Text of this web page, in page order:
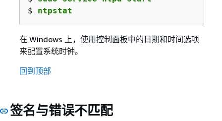
$ ntpstat
在 Windows 上，使用控制面板中的日期和时间选项
来配置系统时钟。
回到顶部
签名与错误不匹配